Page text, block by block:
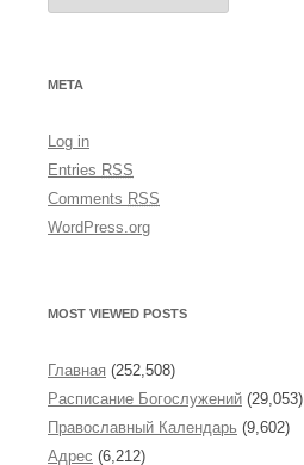
c
e
META
Log in
Entries RSS
Comments RSS
WordPress.org
MOST VIEWED POSTS
Главная (252,508)
Расписание Богослужений (29,053)
Православный Календарь (9,602)
Адрес (6,212)